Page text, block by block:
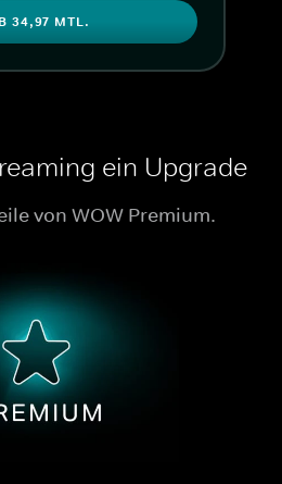
34,97 MTL.
ein Upgrade
von WOW Premium.